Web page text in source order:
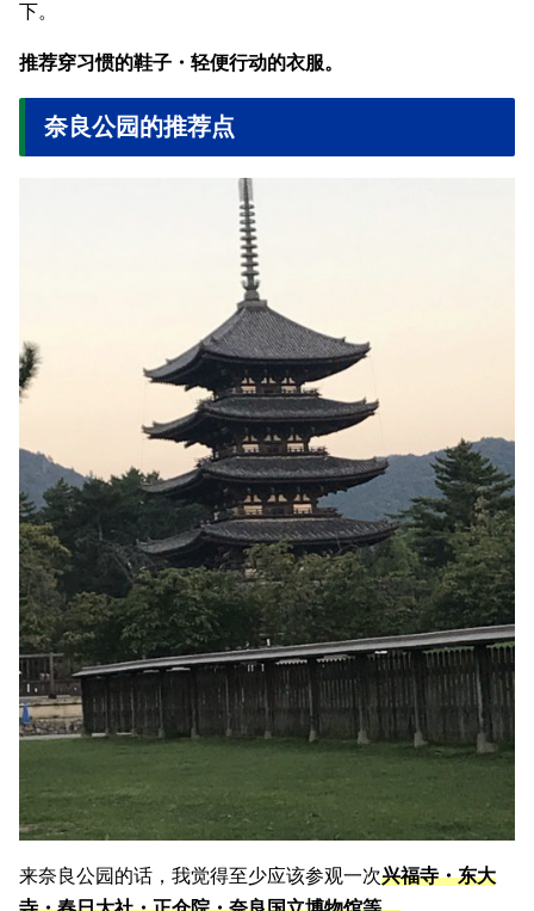
下。
推荐穿习惯的鞋子・轻便行动的衣服。
奈良公园的推荐点
来奈良公园的话，我觉得至少应该参观一次兴福寺・东大